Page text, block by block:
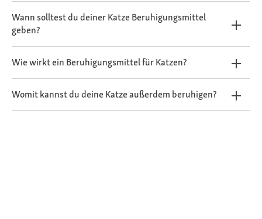
Wann solltest du deiner Katze Beruhigungsmittel
geben?
Wie wirkt ein Beruhigungsmittel für Katzen?
Womit kannst du deine Katze außerdem beruhigen?